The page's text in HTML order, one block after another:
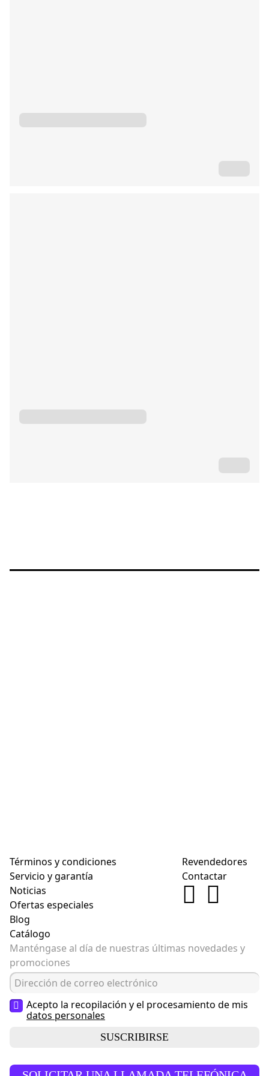
Términos y condiciones
Servicio y garantía
Noticias
Ofertas especiales
Blog
Catálogo
Revendedores
Contactar
Manténgase al día de nuestras últimas novedades y
promociones
Acepto la recopilación y el procesamiento de mis
datos personales
SUSCRIBIRSE